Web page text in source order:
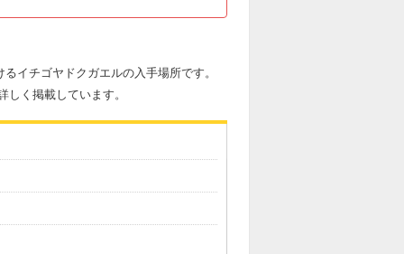
イチゴヤドクガエルの入手場所です。
く掲載しています。